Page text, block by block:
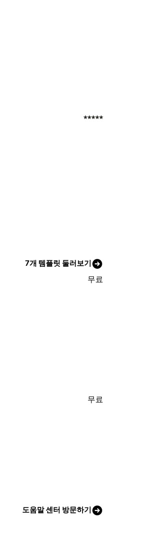
7개 템플릿 둘러보기
무료
무료
도움말 센터 방문하기